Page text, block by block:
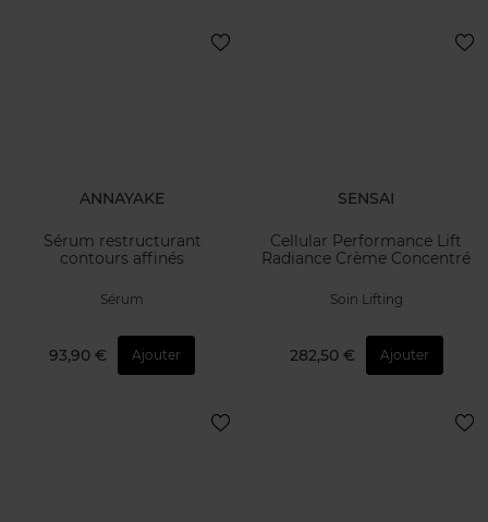
ANNAYAKE
Sérum restructurant
contours affinés
Sérum
93,90 € Ajouter
SENSAI
Cellular Performance Lift
Radiance Crème Concentré
Soin Lifting
282,50 € Ajouter